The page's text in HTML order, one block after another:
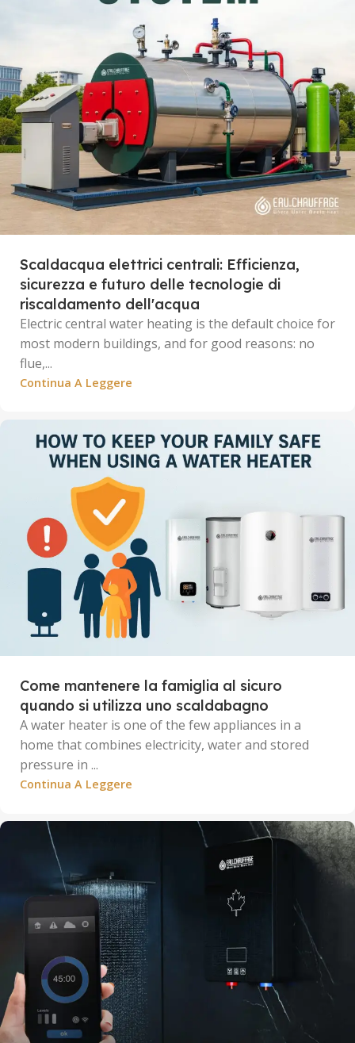
Scaldacqua elettrici centrali: Efficienza,
sicurezza e futuro delle tecnologie di
riscaldamento dell'acqua
Electric central water heating is the default choice for
most modern buildings, and for good reasons: no
flue,...
Continua A Leggere
Come mantenere la famiglia al sicuro
quando si utilizza uno scaldabagno
A water heater is one of the few appliances in a
home that combines electricity, water and stored
pressure in ...
Continua A Leggere